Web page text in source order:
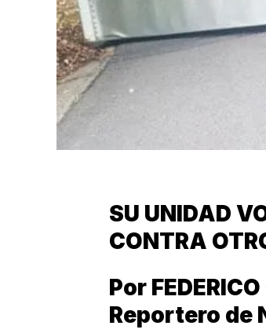
SU UNIDAD
CONTRA
Por
Reportero de